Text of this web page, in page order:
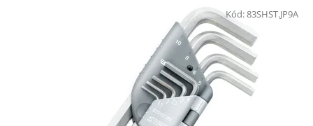
Kód:83SHST.JP9A